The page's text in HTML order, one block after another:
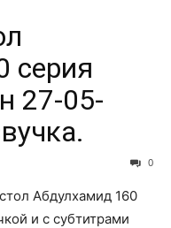
серия
27-05-
0
Абдулхамид 160
и с субтитрами